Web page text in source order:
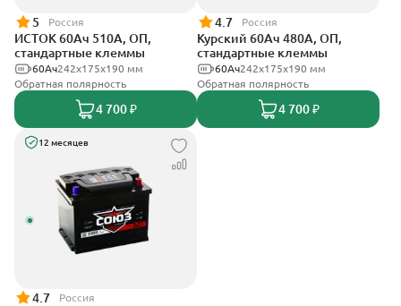
5 Россия
ИСТОК 60Ач 510А, ОП,
стандартные клеммы
242x175x190 мм
60Ач
Обратная полярность
4 700 ₽
4.7 Россия
Курский 60Ач 480А, ОП,
стандартные клеммы
242x175x190 мм
60Ач
Обратная полярность
4 700 ₽
12 месяцев
4.7 Россия